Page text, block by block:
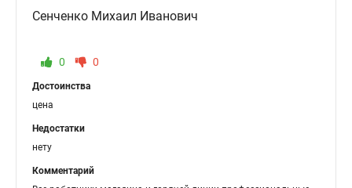
Сенченко Михаил Иванович
0 0
Достоинства
цена
Недостатки
нету
Комментарий